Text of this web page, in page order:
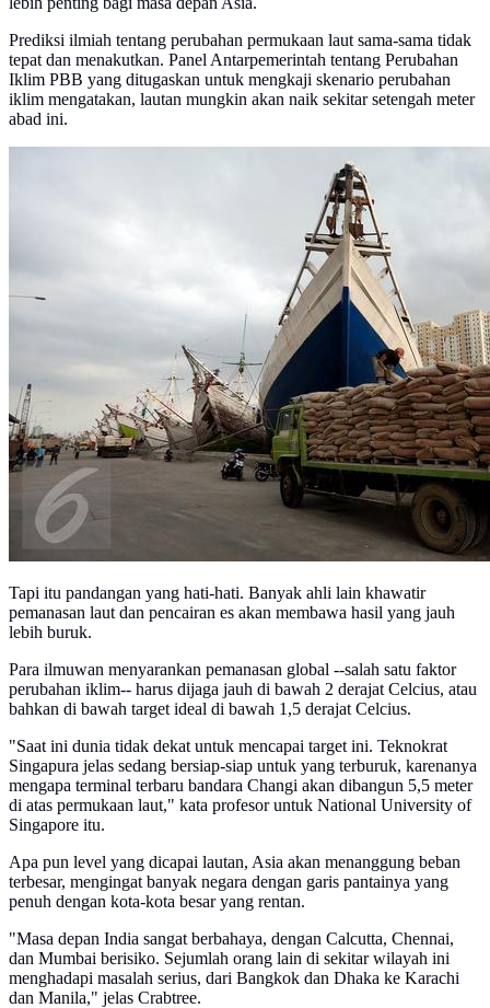
Prediksi ilmiah tentang perubahan permukaan laut sama-sama tidak
tepat dan menakutkan. Panel Antarpemerintah tentang Perubahan
Iklim PBB yang ditugaskan untuk mengkaji skenario perubahan
iklim mengatakan, lautan mungkin akan naik sekitar setengah meter
abad ini.
Tapi itu pandangan yang hati-hati. Banyak ahli lain khawatir
pemanasan laut dan pencairan es akan membawa hasil yang jauh
lebih buruk.
Para ilmuwan menyarankan pemanasan global --salah satu faktor
perubahan iklim-- harus dijaga jauh di bawah 2 derajat Celcius, atau
bahkan di bawah target ideal di bawah 1,5 derajat Celcius.
"Saat ini dunia tidak dekat untuk mencapai target ini. Teknokrat
Singapura jelas sedang bersiap-siap untuk yang terburuk, karenanya
mengapa terminal terbaru bandara Changi akan dibangun 5,5 meter
di atas permukaan laut," kata profesor untuk National University of
Singapore itu.
Apa pun level yang dicapai lautan, Asia akan menanggung beban
terbesar, mengingat banyak negara dengan garis pantainya yang
penuh dengan kota-kota besar yang rentan.
"Masa depan India sangat berbahaya, dengan Calcutta, Chennai,
dan Mumbai berisiko. Sejumlah orang lain di sekitar wilayah ini
menghadapi masalah serius, dari Bangkok dan Dhaka ke Karachi
dan Manila," jelas Crabtree.